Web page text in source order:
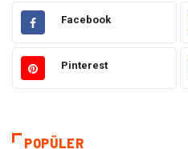
Hukuk
Giyim
Otomotiv
Facebook
Pinterest
POPÜLER